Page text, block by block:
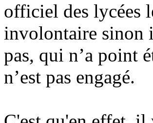
officiel des lycées
involontaire sinon
pas, qui n’a point
n’est pas engagé.